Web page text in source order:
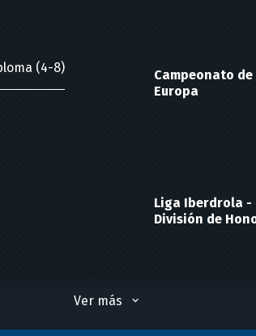
(4-8)
Campeonato de
Europa
Liga Iberdrola -
División de
Ver más